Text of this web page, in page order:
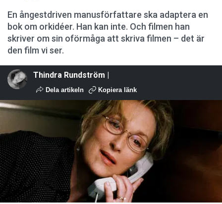
En ångestdriven manusförfattare ska adaptera en
bok om orkidéer. Han kan inte. Och filmen han
skriver om sin oförmåga att skriva filmen – det är
den film vi ser.
Thindra Rundström |
Dela artikeln Kopiera länk